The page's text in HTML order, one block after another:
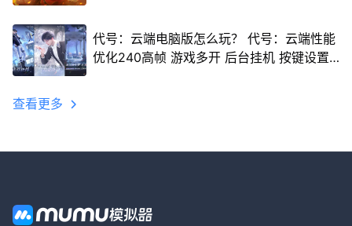
代号：云端电脑版怎么玩？ 代号：云端性能
优化240高帧 游戏多开 后台挂机 按键设置
查看更多